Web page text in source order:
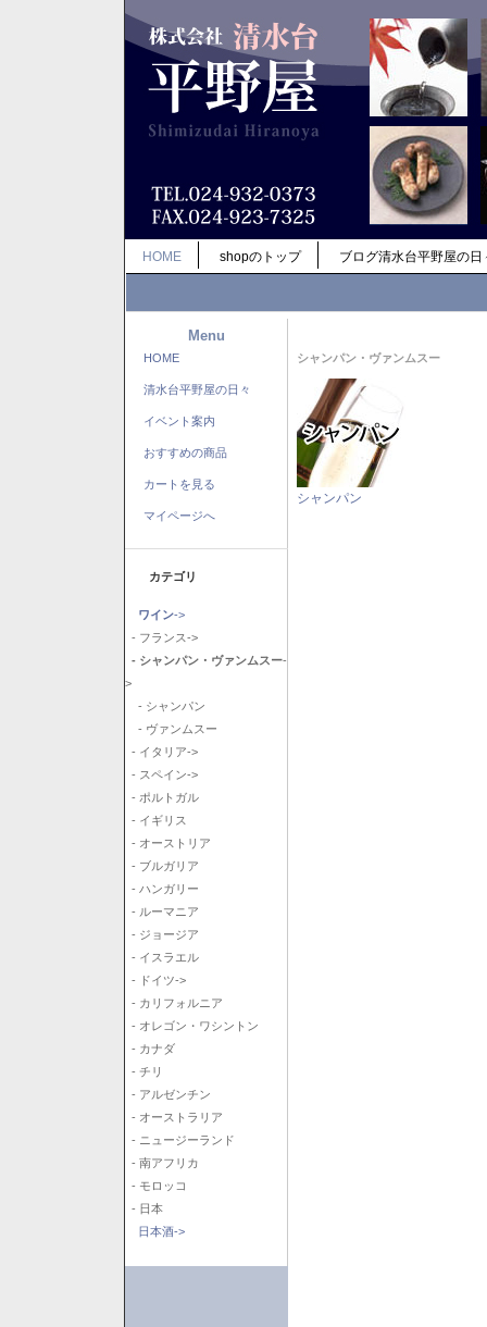
HOME shopのトップ ブログ清水台平野屋の日
Menu
HOME
清水台平野屋の日々
イベント案内
おすすめの商品
カートを見る
マイページへ
カテゴリ
ワイン->
- フランス->
- シャンパン・ヴァンムスー-
>
- シャンパン
- ヴァンムスー
- イタリア->
- スペイン->
- ポルトガル
- イギリス
- オーストリア
- ブルガリア
- ハンガリー
- ルーマニア
- ジョージア
- イスラエル
- ドイツ->
- カリフォルニア
- オレゴン・ワシントン
- カナダ
- チリ
- アルゼンチン
- オーストラリア
- ニュージーランド
- 南アフリカ
- モロッコ
- 日本
日本酒->
シャンパン・ヴァンムスー
シャンパン